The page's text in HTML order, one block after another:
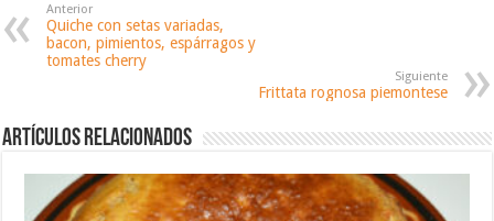
Anterior
Quiche con setas variadas,
bacon, pimientos, espárragos y
tomates cherry
Siguiente
Frittata rognosa piemontese
Artículos relacionados